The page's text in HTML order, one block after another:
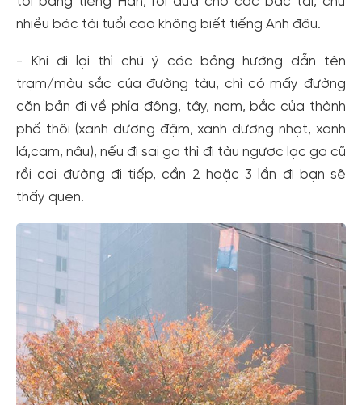
nhiều bác tài tuổi cao không biết tiếng Anh đâu.
- Khi đi lại thì chú ý các bảng hướng dẫn tên
trạm/màu sắc của đường tàu, chỉ có mấy đường
căn bản đi về phía đông, tây, nam, bắc của thành
phố thôi (xanh dương đậm, xanh dương nhạt, xanh
lá,cam, nâu), nếu đi sai ga thì đi tàu ngược lạc ga cũ
rồi coi đường đi tiếp, cần 2 hoặc 3 lần đi bạn sẽ
thấy quen.